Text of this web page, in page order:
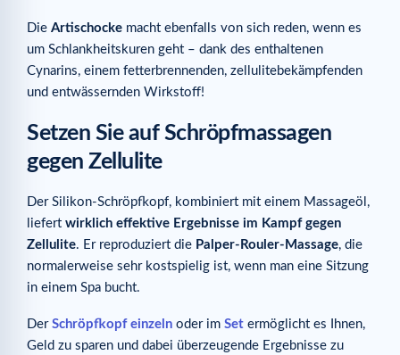
Die Artischocke macht ebenfalls von sich reden, wenn es
um Schlankheitskuren geht – dank des enthaltenen
Cynarins, einem fetterbrennenden, zellulitebekämpfenden
und entwässernden Wirkstoff!
Setzen Sie auf Schröpfmassagen
gegen Zellulite
Der Silikon-Schröpfkopf, kombiniert mit einem Massageöl,
liefert wirklich effektive Ergebnisse im Kampf gegen
Zellulite. Er reproduziert die Palper-Rouler-Massage, die
normalerweise sehr kostspielig ist, wenn man eine Sitzung
in einem Spa bucht.
Der Schröpfkopf einzeln oder im Set ermöglicht es Ihnen,
Geld zu sparen und dabei überzeugende Ergebnisse zu